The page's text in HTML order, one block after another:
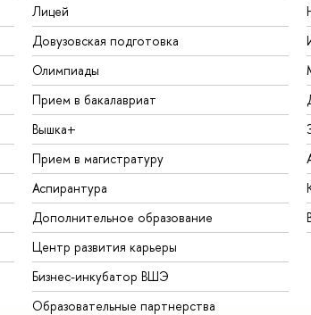
Лицей
Довузовская подготовка
Олимпиады
Прием в бакалавриат
Вышка+
Прием в магистратуру
Аспирантура
Дополнительное образование
Центр развития карьеры
Бизнес-инкубатор ВШЭ
Образовательные партнерства